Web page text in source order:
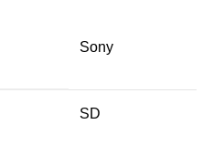
Sony
SD